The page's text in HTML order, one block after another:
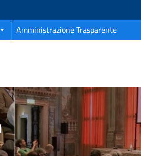
Amministrazione Trasparente